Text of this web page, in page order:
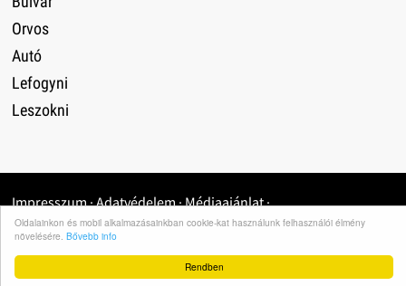
Rendben
Oldalainkon és mobil alkalmazásainkban cookie-kat használunk felhasználói élmény
növelésére. Bővebb info
Orvos
Autó
Lefogyni
Leszokni
Impresszum·Adatvédelem·Médiaajánlat·